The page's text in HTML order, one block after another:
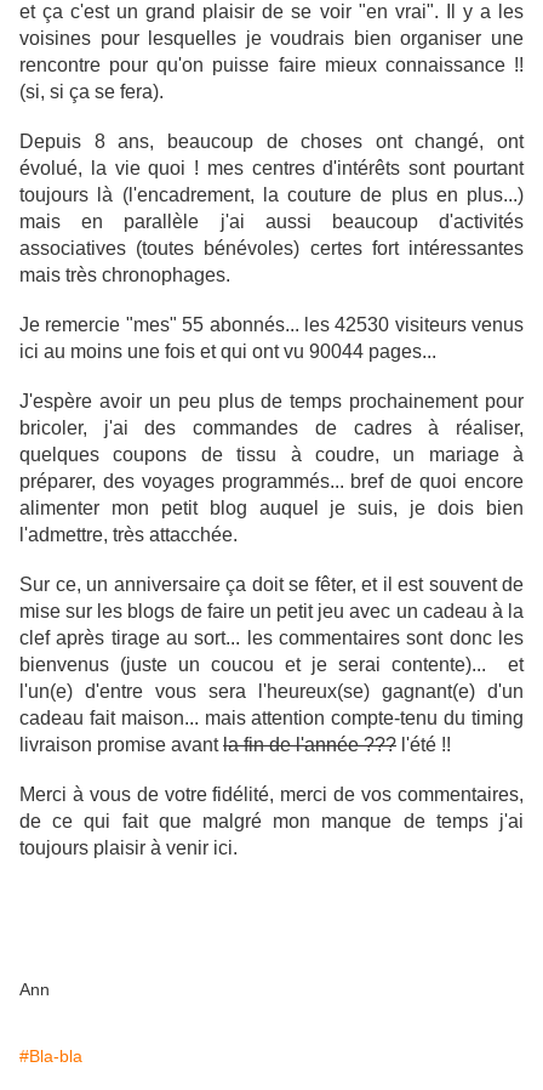
et ça c'est un grand plaisir de se voir "en vrai". Il y a les
voisines pour lesquelles je voudrais bien organiser une
rencontre pour qu'on puisse faire mieux connaissance !!
(si, si ça se fera).
Depuis 8 ans, beaucoup de choses ont changé, ont
évolué, la vie quoi ! mes centres d'intérêts sont pourtant
toujours là (l'encadrement, la couture de plus en plus...)
mais en parallèle j'ai aussi beaucoup d'activités
associatives (toutes bénévoles) certes fort intéressantes
mais très chronophages.
Je remercie "mes" 55 abonnés... les 42530 visiteurs venus
ici au moins une fois et qui ont vu 90044 pages...
J'espère avoir un peu plus de temps prochainement pour
bricoler, j'ai des commandes de cadres à réaliser,
quelques coupons de tissu à coudre, un mariage à
préparer, des voyages programmés... bref de quoi encore
alimenter mon petit blog auquel je suis, je dois bien
l'admettre, très attacchée.
Sur ce, un anniversaire ça doit se fêter, et il est souvent de
mise sur les blogs de faire un petit jeu avec un cadeau à la
clef après tirage au sort... les commentaires sont donc les
bienvenus (juste un coucou et je serai contente)... et
l'un(e) d'entre vous sera l'heureux(se) gagnant(e) d'un
cadeau fait maison... mais attention compte-tenu du timing
livraison promise avantla fin de l'année ??? l'été !!
Merci à vous de votre fidélité, merci de vos commentaires,
de ce qui fait que malgré mon manque de temps j'ai
toujours plaisir à venir ici.
Ann
#Bla-bla